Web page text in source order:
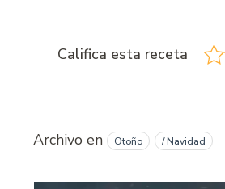
Califica esta receta
Archivo en Otoño / Navidad